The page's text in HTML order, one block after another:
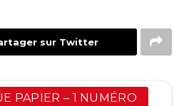
sur Twitter
PAPIER – 1 NUMÉRO